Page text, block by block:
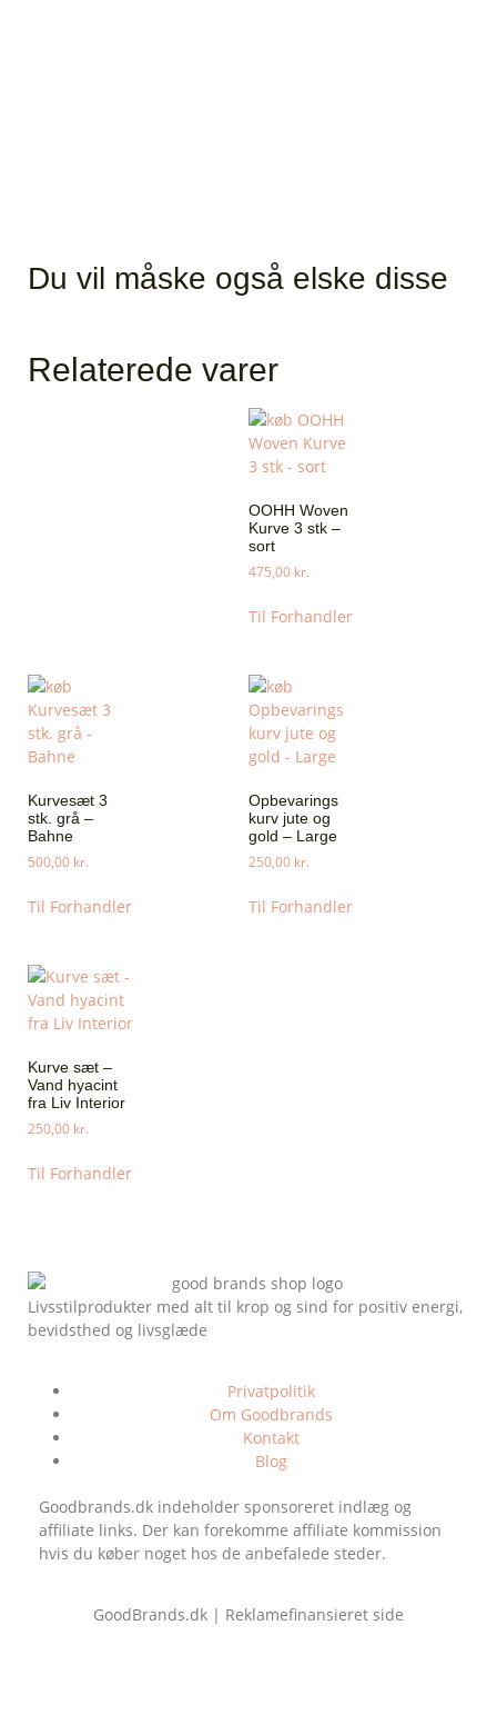
Du vil måske også elske disse
Relaterede varer
OOHH Woven
Kurve 3 stk –
sort
475,00 kr.
Til Forhandler
Kurvesæt 3
stk. grå –
Bahne
500,00 kr.
Til Forhandler
Opbevarings
kurv jute og
gold – Large
250,00 kr.
Til Forhandler
Kurve sæt –
Vand hyacint
fra Liv Interior
250,00 kr.
Til Forhandler
Livsstilprodukter med alt til krop og sind for positiv energi,
bevidsthed og livsglæde
Privatpolitik
Om Goodbrands
Kontakt
Blog
Goodbrands.dk indeholder sponsoreret indlæg og
affiliate links. Der kan forekomme affiliate kommission
hvis du køber noget hos de anbefalede steder.
GoodBrands.dk | Reklamefinansieret side